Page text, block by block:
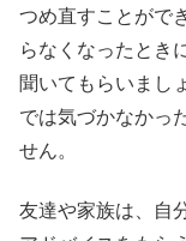
つめ直すことがで
らなくなったとき
聞いてもらいまし
では気づかなかっ
せん。
友達や家族は、自